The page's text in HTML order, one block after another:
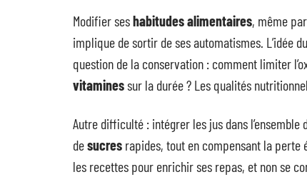
Modifier seshabitudes alimentaires, même
implique de sortir de ses automatismes. L’idée du
question de la conservation : comment limiter
vitaminessur la durée ? Les qualités
Autre difficulté : intégrer les jus dans l’ensemble
desucres rapides, tout en compensant la perte
les recettes pour enrichir ses repas, et non se